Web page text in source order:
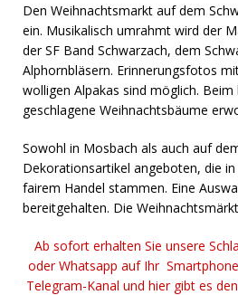
Den Weihnachtsmarkt auf dem
ein. Musikalisch umrahmt wird der
der SF Band Schwarzach, dem
Alphornbläsern. Erinnerungsfotos
wolligen Alpakas sind möglich.
geschlagene Weihnachtsbäume
Sowohl in Mosbach als auch auf
Dekorationsartikel angeboten, die
fairem Handel stammen. Eine
bereitgehalten. Die
Ab sofort erhalten Sie unsere
oder Whatsapp auf Ihr
Telegram-Kanal und hier gibt es